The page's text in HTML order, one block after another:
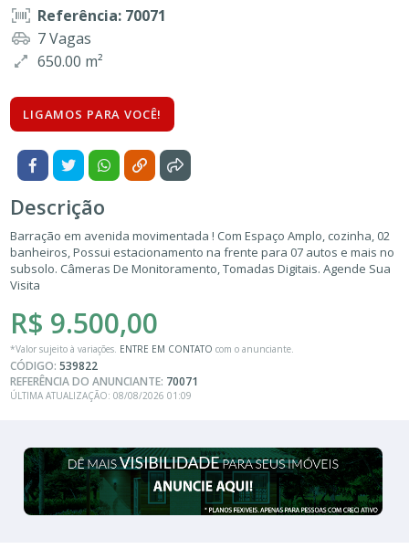
Referência: 70071
7 Vagas
650.00 m²
LIGAMOS PARA VOCÊ!
Descrição
Barração em avenida movimentada ! Com Espaço Amplo, cozinha, 02
banheiros, Possui estacionamento na frente para 07 autos e mais no
subsolo. Câmeras De Monitoramento, Tomadas Digitais. Agende Sua
Visita
R$ 9.500,00
*Valor sujeito à variações. ENTRE EM CONTATO com o anunciante.
CÓDIGO:539822
REFERÊNCIA DO ANUNCIANTE: 70071
ÚLTIMA ATUALIZAÇÃO: 08/08/2026 01:09